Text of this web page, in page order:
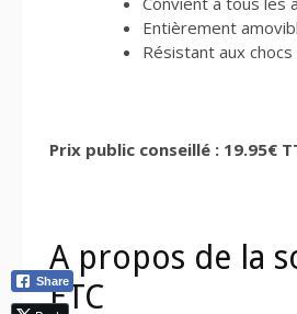
Entièrement
Résistant aux
Prix public conseillé : 19.95€
A propos de la
ETC
Share